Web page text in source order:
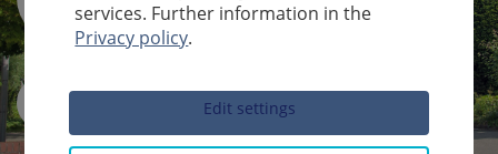
Sucheingabe
services. Further information in the
Privacy policy.
Edit settings